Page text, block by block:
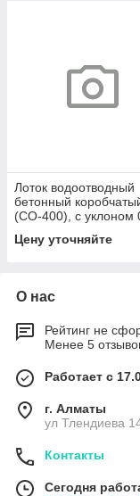
Лоток водоотводный
бетонный
(СО-400), с уклоном
КUу
- BGМ, № 21
Цену уточняйте
О нас
Рейтинг не
Менее 5
Работает с
г. Алматы
ул Тлендиева
Контакты
Сегодня